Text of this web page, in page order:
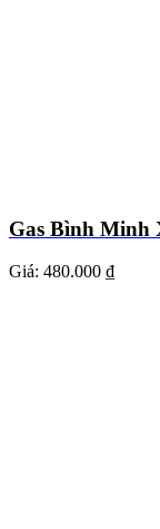
Gas Bình Minh
Giá: 480.000 ₫